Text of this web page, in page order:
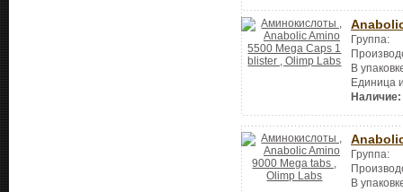
Группа:
В
Единица
Наличие:
Группа:
В